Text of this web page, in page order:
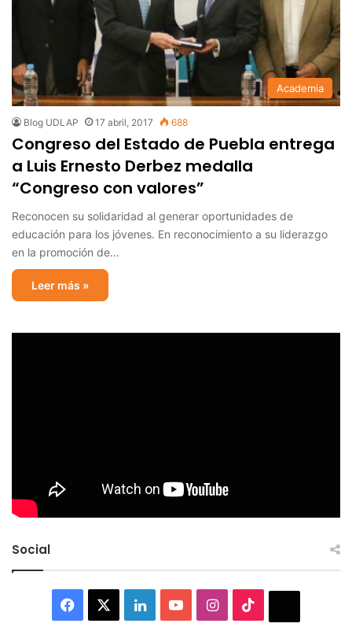
Academia
Blog UDLAP 17 abril, 2017 688
Congreso del Estado de Puebla entrega
a Luis Ernesto Derbez medalla
“Congreso con valores”
Reconocen su solidaridad al generar oportunidades de
educación para los jóvenes. En reconocimiento a su liderazgo
en la promoción de…
Leer más »
Social
Facebook LinkedInYouTubeInstagram